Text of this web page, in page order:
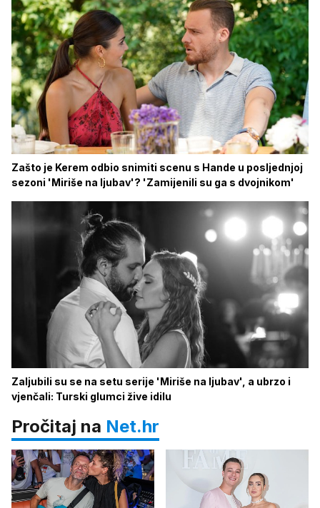
Zašto je Kerem odbio snimiti scenu s Hande u posljednjoj
sezoni 'Miriše na ljubav'? 'Zamijenili su ga s dvojnikom'
Zaljubili su se na setu serije 'Miriše na ljubav', a ubrzo i
vjenčali: Turski glumci žive idilu
Pročitaj na Net.hr